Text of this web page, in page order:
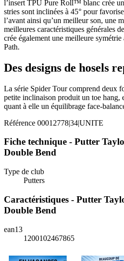
l’insert TPU Pure Roll™ blanc crée
stries sont inclinées à 45° pour
l’avant ainsi qu’un meilleur son, une
meilleures caractéristiques générales
crée également une meilleure
Path.
Des designs de hosels
La série Spider Tour comprend deux
petite inclinaison produit un toe hang,
quant à elle un équilibrage face-
Référence 00012778|34|UNITE
Fiche technique - Putter
Double Bend
Type de club
Putters
Caractéristiques - Putter
Double Bend
ean13
1200102467865